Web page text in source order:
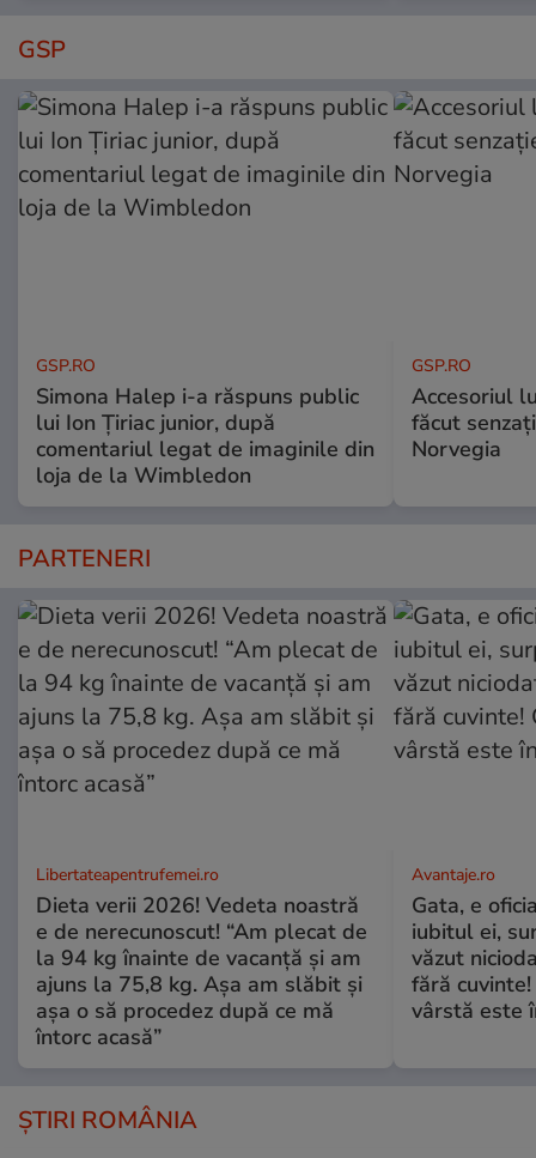
GSP
GSP.RO
Simona Halep i-a răspuns public
lui Ion Țiriac junior, după
comentariul legat de imaginile din
loja de la Wimbledon
GSP.RO
Accesoriul
făcut
Norvegia
PARTENERI
Libertateapentrufemei.ro
Dieta verii 2026! Vedeta noastră
e de nerecunoscut! “Am plecat de
la 94 kg înainte de vacanță și am
ajuns la 75,8 kg. Așa am slăbit și
așa o să procedez după ce mă
întorc acasă”
Avantaje.ro
Gata, e
iubitul ei,
văzut
fără
vârstă este
ȘTIRI ROMÂNIA